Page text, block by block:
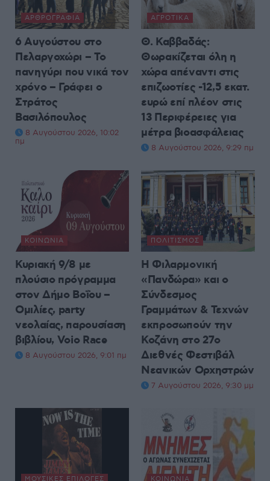
ΑΡΘΡΟΓΡΑΦΊΑ
6 Αυγούστου στο
Πελαργοχώρι – Το
πανηγύρι που νικά τον
χρόνο – Γράφει ο
Στράτος
Βασιλόπουλος
8 Αυγούστου 2026, 10:02
πμ
ΑΓΡΟΤΙΚΆ
Θ. Καββαδάς:
Θωρακίζεται όλη η
χώρα απέναντι στις
επιζωοτίες -12,5 εκατ.
ευρώ επί πλέον στις
13 Περιφέρειες για
μέτρα βιοασφάλειας
8 Αυγούστου 2026, 9:29 πμ
ΚΟΙΝΩΝΊΑ
Κυριακή 9/8 με
πλούσιο πρόγραμμα
στον Δήμο Βοΐου –
Ομιλίες, party
νεολαίας, παρουσίαση
βιβλίου, Voio Race
8 Αυγούστου 2026, 9:01 πμ
ΠΟΛΙΤΙΣΜΌΣ
Η Φιλαρμονική
«Πανδώρα» και ο
Σύνδεσμος
Γραμμάτων & Τεχνών
εκπροσωπούν την
Κοζάνη στο 27ο
Διεθνές Φεστιβάλ
Νεανικών Ορχηστρών
7 Αυγούστου 2026, 9:30 μμ
ΜΟΥΣΙΚΈΣ ΕΠΙΛΟΓΈΣ ΚΟΙΝΩΝΊΑ